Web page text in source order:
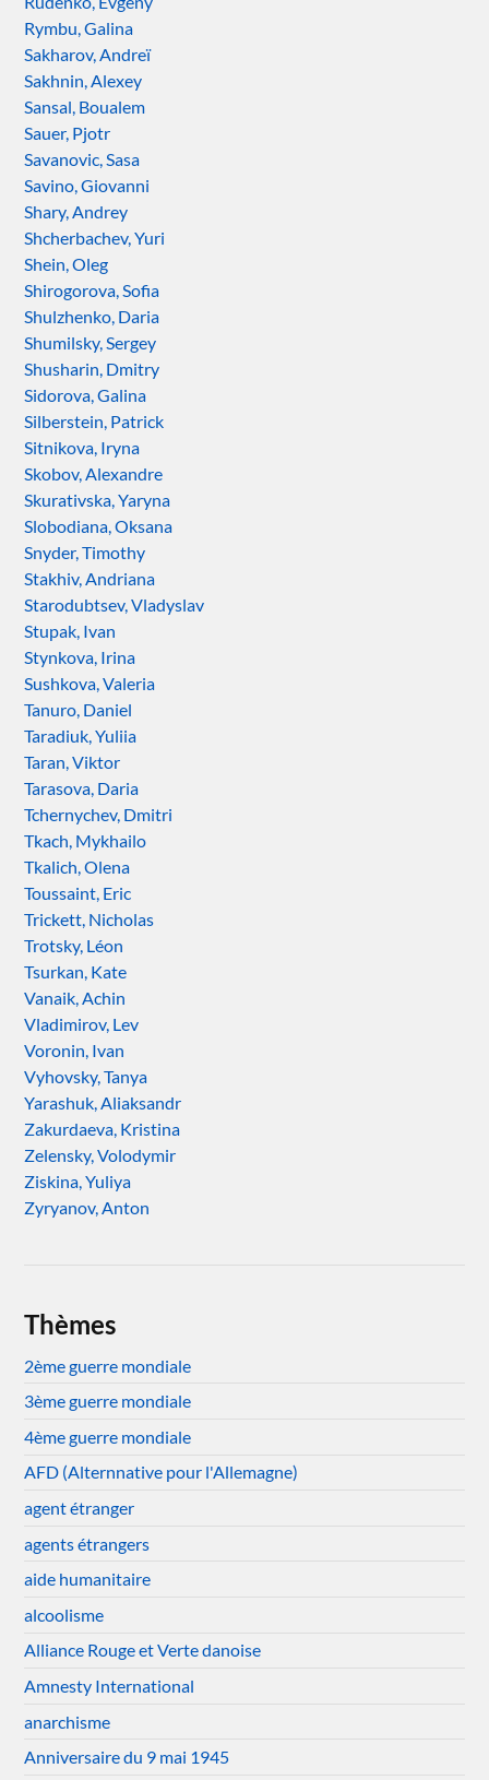
Rymbu, Galina
Sakharov, Andreï
Sakhnin, Alexey
Sansal, Boualem
Sauer, Pjotr
Savanovic, Sasa
Savino, Giovanni
Shary, Andrey
Shcherbachev, Yuri
Shein, Oleg
Shirogorova, Sofia
Shulzhenko, Daria
Shumilsky, Sergey
Shusharin, Dmitry
Sidorova, Galina
Silberstein, Patrick
Sitnikova, Iryna
Skobov, Alexandre
Skurativska, Yaryna
Slobodiana, Oksana
Snyder, Timothy
Stakhiv, Andriana
Starodubtsev, Vladyslav
Stupak, Ivan
Stynkova, Irina
Sushkova, Valeria
Tanuro, Daniel
Taradiuk, Yuliia
Taran, Viktor
Tarasova, Daria
Tchernychev, Dmitri
Tkach, Mykhailo
Tkalich, Olena
Toussaint, Eric
Trickett, Nicholas
Trotsky, Léon
Tsurkan, Kate
Vanaik, Achin
Vladimirov, Lev
Voronin, Ivan
Vyhovsky, Tanya
Yarashuk, Aliaksandr
Zakurdaeva, Kristina
Zelensky, Volodymir
Ziskina, Yuliya
Zyryanov, Anton
Thèmes
2ème guerre mondiale
3ème guerre mondiale
4ème guerre mondiale
AFD (Alternnative pour l'Allemagne)
agent étranger
agents étrangers
aide humanitaire
alcoolisme
Alliance Rouge et Verte danoise
Amnesty International
anarchisme
Anniversaire du 9 mai 1945